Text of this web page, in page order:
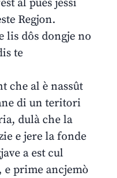
al pues jessi
Regjon.
lis dôs dongje no
te
che al è nassût
di un teritori
dulà che la
e jere la fonde
a est cul
prime ancjemò